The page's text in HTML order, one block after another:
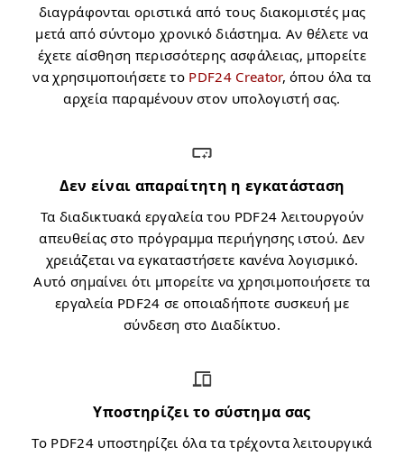
διαγράφονται οριστικά από τους διακομιστές μας
μετά από σύντομο χρονικό διάστημα. Αν θέλετε να
έχετε αίσθηση περισσότερης ασφάλειας, μπορείτε
να χρησιμοποιήσετε το PDF24 Creator, όπου όλα τα
αρχεία παραμένουν στον υπολογιστή σας.
Δεν είναι απαραίτητη η εγκατάσταση
Τα διαδικτυακά εργαλεία του PDF24 λειτουργούν
απευθείας στο πρόγραμμα περιήγησης ιστού. Δεν
χρειάζεται να εγκαταστήσετε κανένα λογισμικό.
Αυτό σημαίνει ότι μπορείτε να χρησιμοποιήσετε τα
εργαλεία PDF24 σε οποιαδήποτε συσκευή με
σύνδεση στο Διαδίκτυο.
Υποστηρίζει το σύστημα σας
Το PDF24 υποστηρίζει όλα τα τρέχοντα λειτουργικά